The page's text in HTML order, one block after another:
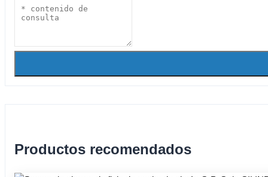
Productos recomendados